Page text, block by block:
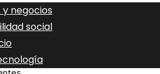
y negocios
social